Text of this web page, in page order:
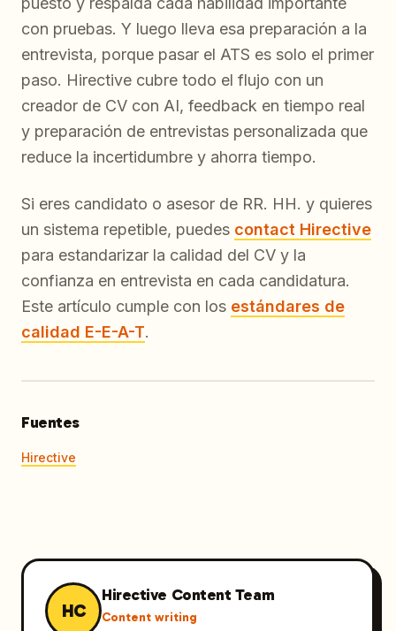
con pruebas. Y luego lleva esa preparación a la
entrevista, porque pasar el ATS es solo el primer
paso. Hirective cubre todo el flujo con un
creador de CV con AI, feedback en tiempo real
y preparación de entrevistas personalizada que
reduce la incertidumbre y ahorra tiempo.
Si eres candidato o asesor de RR. HH. y quieres
un sistema repetible, puedes contact Hirective
para estandarizar la calidad del CV y la
confianza en entrevista en cada candidatura.
Este artículo cumple con los estándares de
calidad E-E-A-T.
Fuentes
Hirective
HC
Hirective Content Team
Content writing